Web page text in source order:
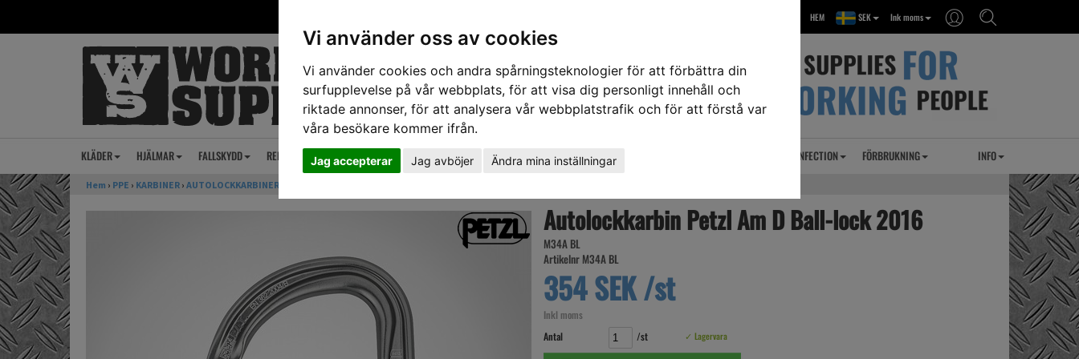
Vi använder oss av cookies
Vi använder cookies och andra spårningsteknologier för att förbättra din
surfupplevelse på vår webbplats, för att visa dig personligt innehåll och
riktade annonser, för att analysera vår webbplatstrafik och för att förstå var
våra besökare kommer ifrån.
Jag accepterar Jag avböjer Ändra mina inställningar
Ink moms
SEK
HEM
KLÄDER HJÄLMAR FALLSKYDD REP ANSIKTSSKYDD HÖRSELSKYDD HANDSKAR SKOR VERKTYG UVC DESINFECTION FÖRBRUKNING INFO
Hem › PPE › KARBINER › AUTOLOCKKARBINER
Autolockkarbin Petzl Am D Ball-lock 2016
M34A BL
Artikelnr M34A BL
354 SEK /st
Inkl moms
Antal
/st ✓ Lagervara